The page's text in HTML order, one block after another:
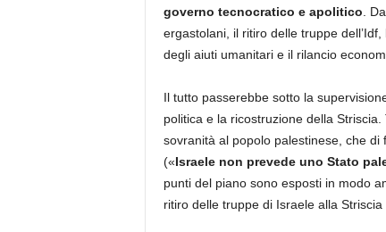
governo tecnocratico e apolitico .
ergastolani, il ritiro delle truppe
degli aiuti umanitari e il rilancio
Il tutto passerebbe sotto la
politica e la ricostruzione della
sovranità al popolo palestinese, che
(«Israele non prevede uno Stato
punti del piano sono esposti in modo
ritiro delle truppe di Israele alla Striscia